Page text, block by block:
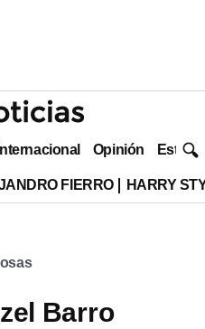
Internacional Opinión Estilo
FIERRO HARRY
Barro